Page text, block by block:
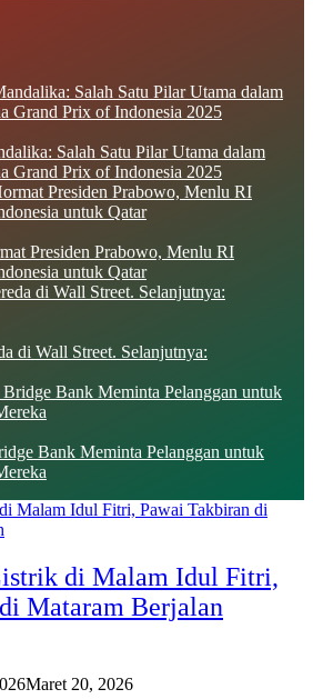
Salah Satu Pilar Utama dalam
Grand Prix of Indonesia 2025
Presiden Prabowo, Menlu RI
untuk Qatar
di Wall Street. Selanjutnya:
Bank Meminta Pelanggan untuk
di Malam Idul Fitri,
Mataram Berjalan
Maret 20, 2026